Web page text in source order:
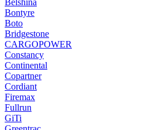
Belshina
Bontyre
Boto
Bridgestone
CARGOPOWER
Constancy
Continental
Copartner
Cordiant
Firemax
Fullrun
GiTi